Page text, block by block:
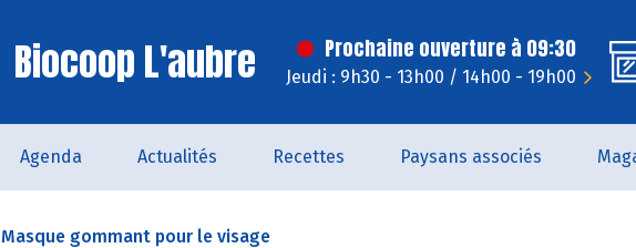
Biocoop L'aubre Prochaine ouverture à 09:30
Jeudi : 9h30 - 13h00 / 14h00 - 19h00
Agenda Actualités Recettes Paysans associés
Masque gommant pour le visage